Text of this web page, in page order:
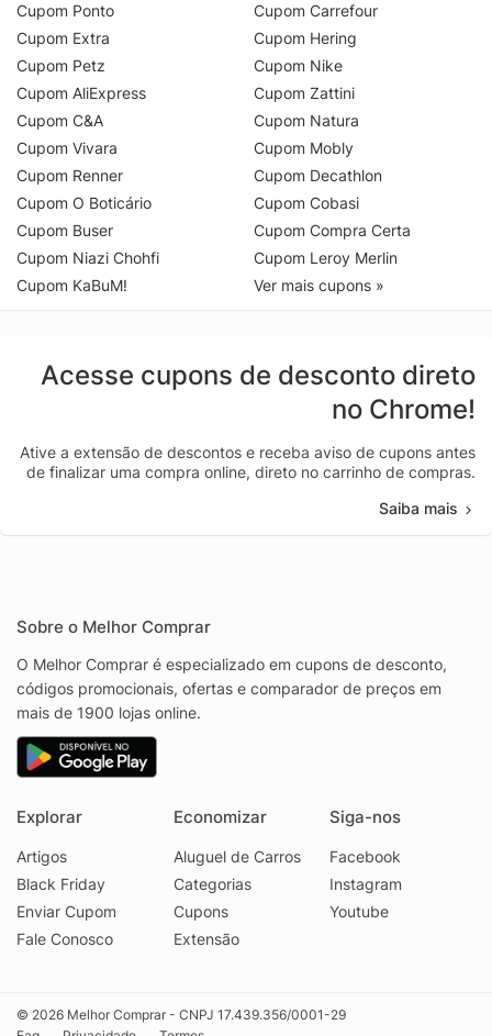
Cupom Ponto
Cupom Extra
Cupom Petz
Cupom AliExpress
Cupom C&A
Cupom Vivara
Cupom Renner
Cupom O Boticário
Cupom Buser
Cupom Niazi Chohfi
Cupom KaBuM!
Cupom Carrefour
Cupom Hering
Cupom Nike
Cupom Zattini
Cupom Natura
Cupom Mobly
Cupom Decathlon
Cupom Cobasi
Cupom Compra Certa
Cupom Leroy Merlin
Ver mais cupons »
Acesse cupons de desconto direto
no Chrome!
Ative a extensão de descontos e receba aviso de cupons antes
de finalizar uma compra online, direto no carrinho de compras.
Saiba mais
Sobre o Melhor Comprar
O Melhor Comprar é especializado em cupons de desconto,
códigos promocionais, ofertas e comparador de preços em
mais de 1900 lojas online.
Explorar
Artigos
Black Friday
Enviar Cupom
Fale Conosco
Economizar
Aluguel de Carros
Categorias
Cupons
Extensão
Siga-nos
Facebook
Instagram
Youtube
© 2026 Melhor Comprar - CNPJ 17.439.356/0001-29